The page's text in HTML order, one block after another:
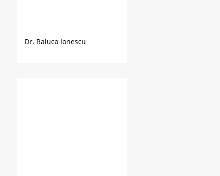
Dr. Raluca Ionescu